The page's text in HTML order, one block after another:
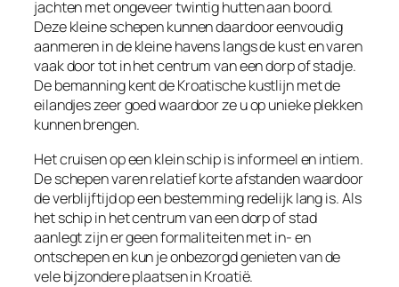
jachten met ongeveer twintig hutten aan boord.
Deze kleine schepen kunnen daardoor eenvoudig
aanmeren in de kleine havens langs de kust en varen
vaak door tot in het centrum van een dorp of stadje.
De bemanning kent de Kroatische kustlijn met de
eilandjes zeer goed waardoor ze u op unieke plekken
kunnen brengen.
Het cruisen op een klein schip is informeel en intiem.
De schepen varen relatief korte afstanden waardoor
de verblijftijd op een bestemming redelijk lang is. Als
het schip in het centrum van een dorp of stad
aanlegt zijn er geen formaliteiten met in- en
ontschepen en kun je onbezorgd genieten van de
vele bijzondere plaatsen in Kroatië.